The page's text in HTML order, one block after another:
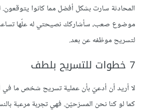
المحادثة سارت بشكل أفضل مما كانوا
موضوع صعب، سأشاركك نصيحتي له علّها
لتسريح موظفه عن بعد.
7 خطوات للتسريح بلطف
لا أريد أن أدعيّ بأن عملية تسريح شخص ما
كما لو كنا نحن المسرَحيّن. فهي تجربة مرعبة